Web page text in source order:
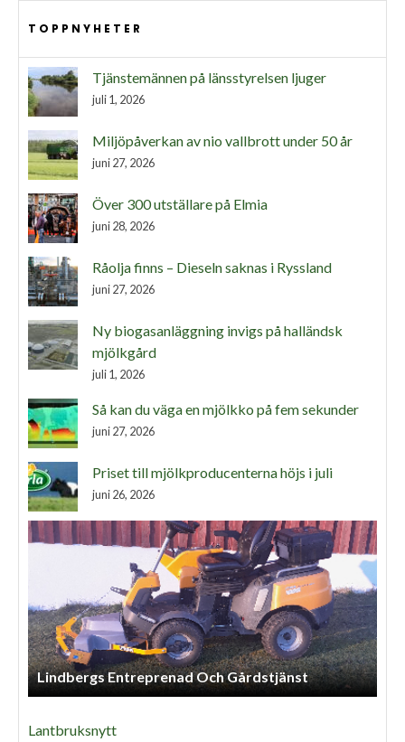
TOPPNYHETER
Tjänstemännen på länsstyrelsen ljuger
juli 1, 2026
Miljöpåverkan av nio vallbrott under 50 år
juni 27, 2026
Över 300 utställare på Elmia
juni 28, 2026
Råolja finns – Dieseln saknas i Ryssland
juni 27, 2026
Ny biogasanläggning invigs på halländsk
mjölkgård
juli 1, 2026
Så kan du väga en mjölkko på fem sekunder
juni 27, 2026
Priset till mjölkproducenterna höjs i juli
juni 26, 2026
Lindbergs Entreprenad Och Gårdstjänst
Lantbruksnytt